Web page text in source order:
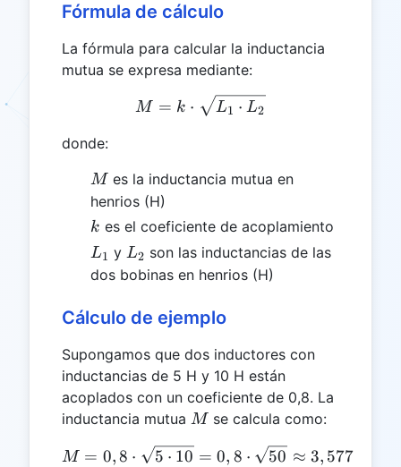
Fórmula de cálculo
La fórmula para calcular la inductancia
mutua se expresa mediante:
M = k \cdot \sqrt{L_1
M = k ⋅ L1 ⋅ L2
donde:
M
M es la inductancia mutua en
henrios (H)
k
k es el coeficiente de acoplamiento
L_1
L1 y L_2
L2 son las inductancias de las
dos bobinas en henrios (H)
Cálculo de ejemplo
Supongamos que dos inductores con
inductancias de 5 H y 10 H están
acoplados con un coeficiente de 0,8. La
inductancia mutua M
M se calcula como:
M = 0,8 \cdot \sqrt{5
M = 0,8 ⋅ 5 ⋅ 10 = 0, 8 ⋅ 50 ≈ 3, 5777